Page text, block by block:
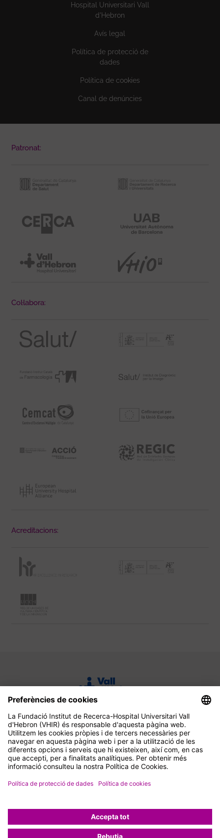
Hospital Universitari Vall
d'Hebron
Avís legal
Política de protecció de
dades
Política de cookies
Canal de denúncies
Patronat:
Col·labora:
Acreditacions: